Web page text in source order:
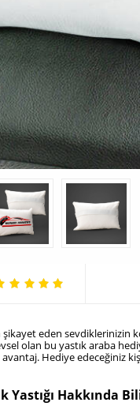
eden sevdiklerinizin
olan bu yastık araba
Hediye edeceğiniz
Yastığı Hakkında